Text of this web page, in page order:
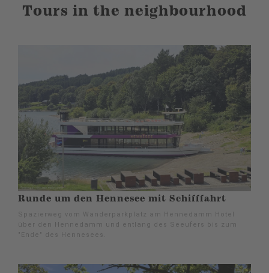
Tours in the neighbourhood
Runde um den Hennesee mit Schifffahrt
Spazierweg vom Wanderparkplatz am Hennedamm Hotel
über den Hennedamm und entlang des Seeufers bis zum
"Ende" des Hennesees.